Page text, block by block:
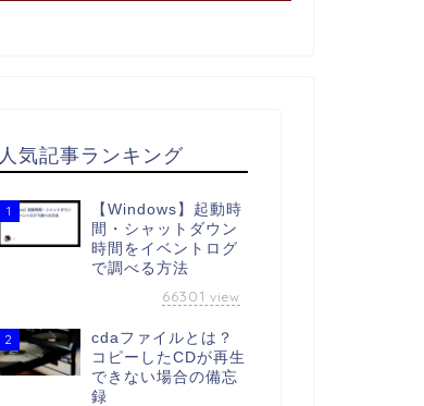
人気記事ランキング
1
【Windows】起動時
間・シャットダウン
時間をイベントログ
で調べる方法
66301 view
2
cdaファイルとは？
コピーしたCDが再生
できない場合の備忘
録